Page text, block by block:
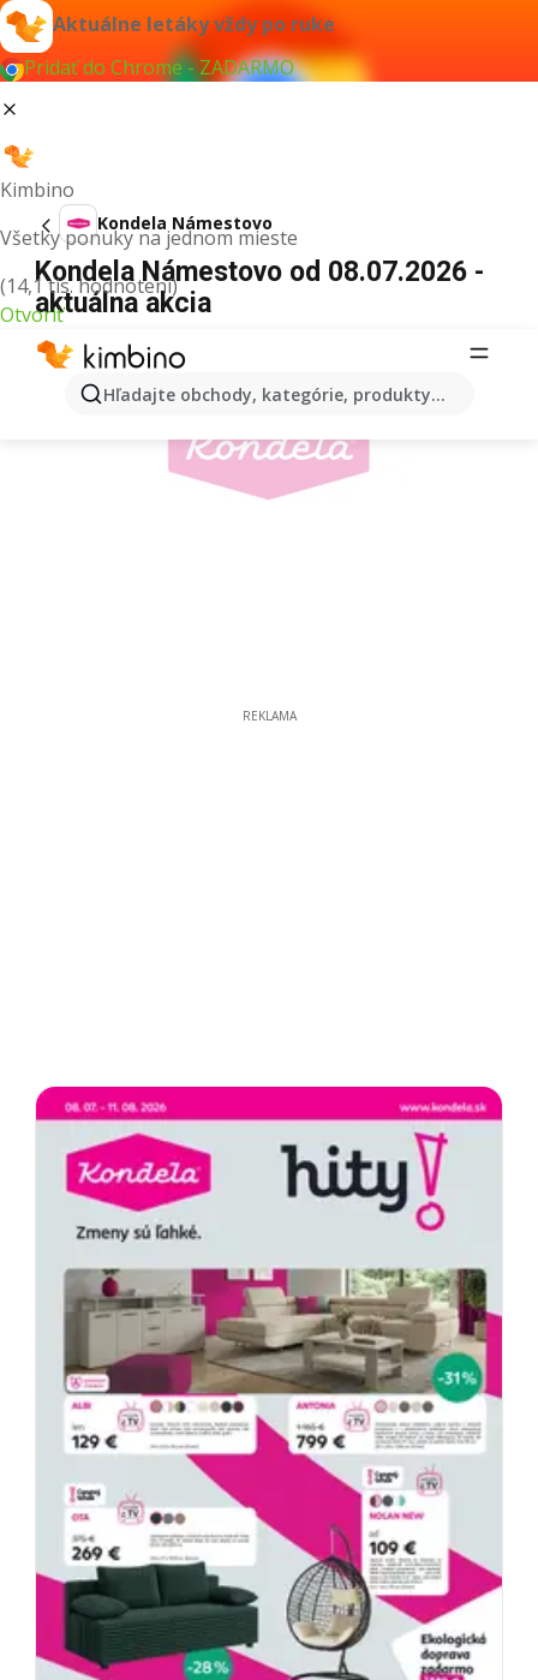
Aktuálne letáky vždy po ruke
Pridať do Chrome - ZADARMO
Kimbino
Všetky ponuky na jednom mieste
(14,1 tis. hodnotení)
Otvoriť
Hľadajte obchody, kategórie, produkty...
Kondela Námestovo
Kondela Námestovo od 08.07.2026 -
aktuálna akcia
REKLAMA